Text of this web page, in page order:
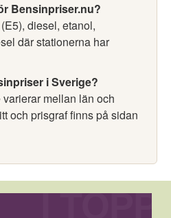
Bensinpriser.nu?
diesel, etanol,
där stationerna har
i Sverige?
mellan län och
och prisgraf finns på sidan